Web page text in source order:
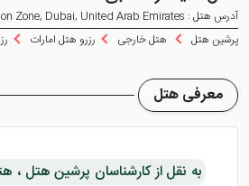
آدرس هتل : International Media Production Zone, Dubai, United Arab Emirates
پرشین هتل
هتل خارجی رزرو هتل امارات
معرفی هتل
به نقل از کارشناسان پرشین هتل ،